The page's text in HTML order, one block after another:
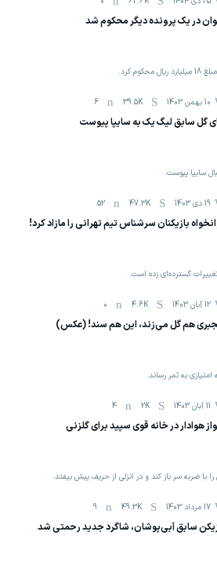
در یک پرونده دیگر محکوم شد
کرد.
10 بهمن 1403 39.5K
6
گل سابق لیگ یک به سایپا پیوست
سایپا پیوست.
19 دی 1403 47.3K
52
بازیکنان سرشناس تیم تهرانی را مازاد کرد!
گسترده‌ای زده است.
12 آبان 1403 4.6K
0
هم گل می‌زند، این هم سند! (عکس)
به ثمر رساند.
11 آبان 1403 2K
4
هوادار در خانه قوی سپید برای گلزنی
با ضربه سر باز کند و در انزلی از حریف پیش بیفتد.
17 مرداد 1403 49.3K
9
سابق آبی‌پوشان، شاگرد جدید رحمتی شد